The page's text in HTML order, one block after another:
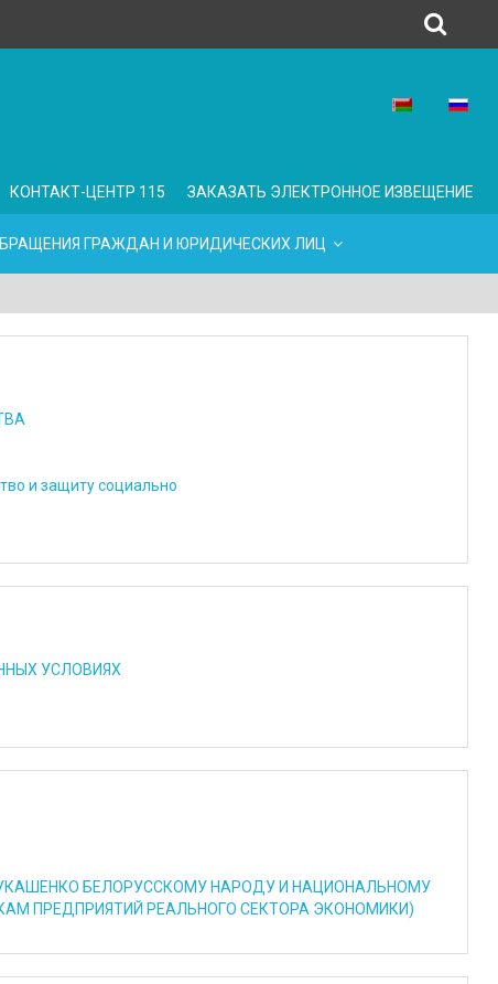
КОНТАКТ-ЦЕНТР 115 ЗАКАЗАТЬ ЭЛЕКТРОННОЕ ИЗВЕЩЕНИЕ
ГРАЖДАН И ЮРИДИЧЕСКИХ ЛИЦ
и защиту социально
УСЛОВИЯХ
БЕЛОРУССКОМУ НАРОДУ И НАЦИОНАЛЬНОМУ
ПРЕДПРИЯТИЙ РЕАЛЬНОГО СЕКТОРА ЭКОНОМИКИ)